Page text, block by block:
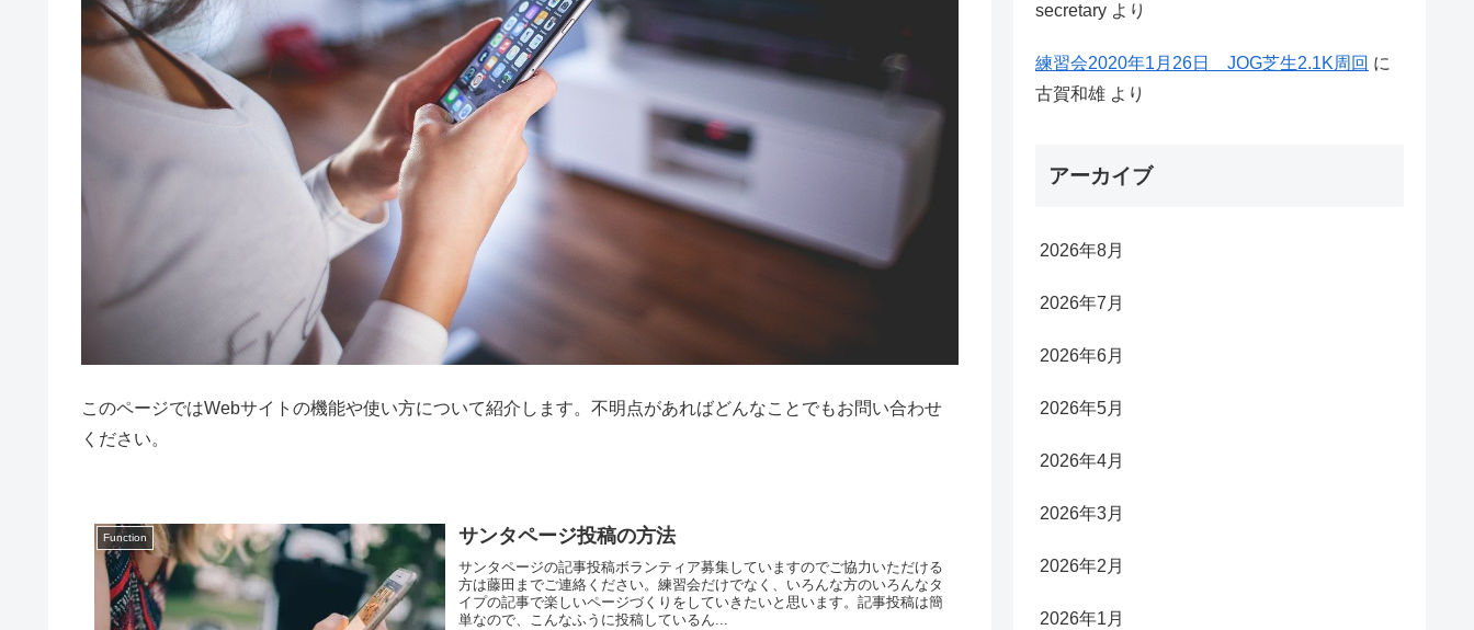
このページではWebサイトの機能や使い方について紹介します。不明点があればどんなことでもお問い合わせ
ください。
Function サンタページ投稿の方法
サンタページの記事投稿ボランティア募集していますのでご協力いただける
方は藤田までご連絡ください。練習会だけでなく、いろんな方のいろんなタ
イプの記事で楽しいページづくりをしていきたいと思います。記事投稿は簡
単なので、こんなふうに投稿しているん...
secretary より
練習会2020年1月26日 JOG芝生2.1K周回 に
古賀和雄 より
アーカイブ
2026年8月
2026年7月
2026年6月
2026年5月
2026年4月
2026年3月
2026年2月
2026年1月